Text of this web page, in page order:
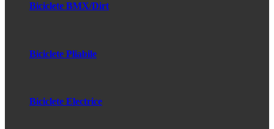
Biciclete BMX/Dirt
Biciclete Pliabile
Biciclete Electrice